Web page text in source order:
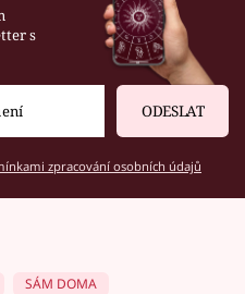
s
ODESLAT
zpracování osobních údajů
SÁM DOMA